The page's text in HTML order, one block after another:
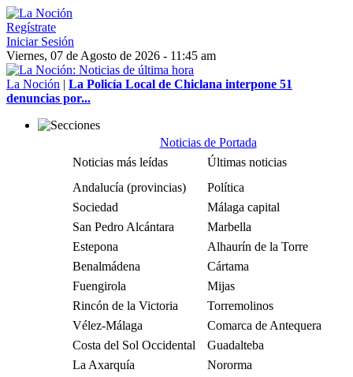
Regístrate
Iniciar Sesión
Viernes, 07 de Agosto de 2026 - 11:45 am
La Noción | La Policía Local de Chiclana interpone 51
denuncias por...
Noticias de Portada
Noticias más leídas
Últimas noticias
Andalucía (provincias)
Política
Sociedad
Málaga capital
San Pedro Alcántara
Marbella
Estepona
Alhaurín de la Torre
Benalmádena
Cártama
Fuengirola
Mijas
Rincón de la Victoria
Torremolinos
Vélez-Málaga
Comarca de Antequera
Costa del Sol Occidental
Guadalteba
La Axarquía
Nororma